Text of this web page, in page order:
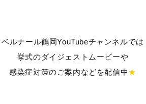
ベルナール鶴岡YouTubeチャンネルでは
挙式のダイジェストムービーや
感染症対策のご案内などを配信中★